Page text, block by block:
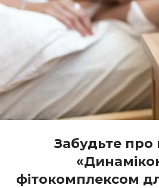
Забудьте про
фітокомплексом